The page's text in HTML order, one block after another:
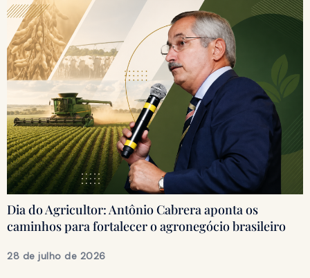
Dia do Agricultor: Antônio Cabrera aponta os
caminhos para fortalecer o agronegócio brasileiro
28 de julho de 2026